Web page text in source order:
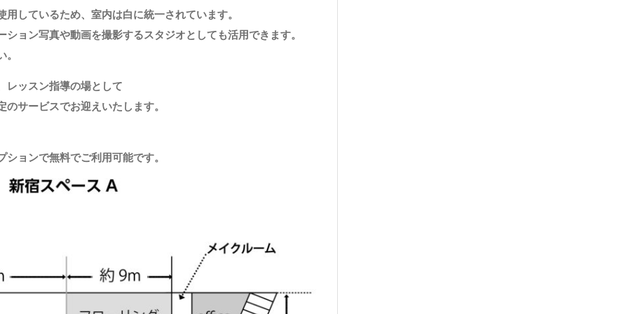
しているため、室内は白に統一されています。
ョン写真や動画を撮影するスタジオとしても活用できます。
レッスン指導の場として
サービスでお迎えいたします。
ションで無料でご利用可能です。